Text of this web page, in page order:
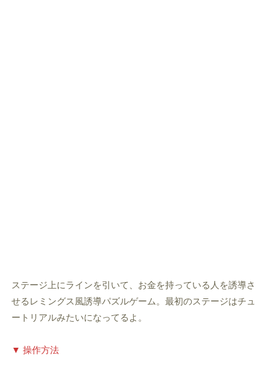
ステージ上にラインを引いて、お金を持っている人を誘導さ
せるレミングス風誘導パズルゲーム。最初のステージはチュ
ートリアルみたいになってるよ。
▼ 操作方法